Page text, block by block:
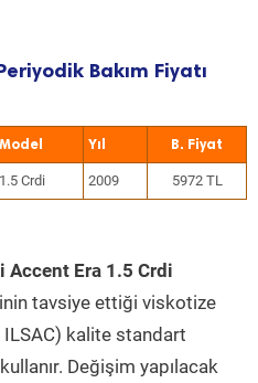
Bakım Fiyatı
Model Yıl
1.5 Crdi 2009 5972 TL
Accent Era 1.5 Crdi
tavsiye ettiği viskotize
ILSAC) kalite standart
Değişim yapılacak